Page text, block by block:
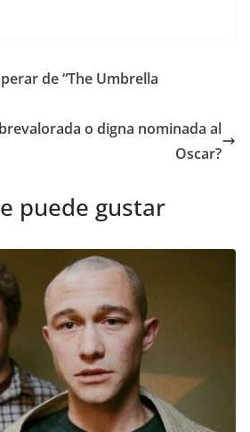
de “The Umbrella
o digna nominada al
Oscar?
puede gustar